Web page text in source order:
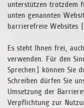
unterstützen trotzdem
unten genannten
barrierefreie Websites
Es steht Ihnen frei,
verwenden. Für den
Sprechen) können Sie
Schreiben dürfen Sie
Umsetzung der
Verpflichtung zur